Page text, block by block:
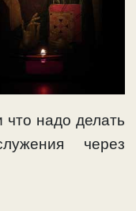
что надо делать
через